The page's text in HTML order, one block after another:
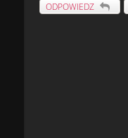
ODPOWIEDZ